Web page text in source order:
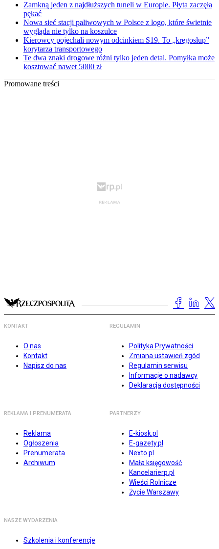
Zamkną jeden z najdłuższych tuneli w Europie. Płyta zaczęła
pękać
Nowa sieć stacji paliwowych w Polsce z logo, które świetnie
wygląda nie tylko na koszulce
Kierowcy pojechali nowym odcinkiem S19. To „kręgosłup”
korytarza transportowego
Te dwa znaki drogowe różni tylko jeden detal. Pomyłka może
kosztować nawet 5000 zł
Promowane treści
KONTAKT
O nas
Kontakt
Napisz do nas
REGULAMIN
Polityka Prywatności
Zmiana ustawień zgód
Regulamin serwisu
Informacje o nadawcy
Deklaracja dostępności
REKLAMA I PRENUMERATA
Reklama
Ogłoszenia
Prenumerata
Archiwum
PARTNERZY
E-kiosk.pl
E-gazety.pl
Nexto.pl
Mała księgowość
Kancelarierp.pl
Wieści Rolnicze
Życie Warszawy
NASZE WYDARZENIA
Szkolenia i konferencje